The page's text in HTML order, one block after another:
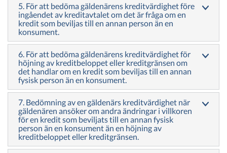
5. För att bedöma gäldenärens kreditvärdighet före
ingåendet av kreditavtalet om det är fråga om en
kredit som beviljas till en annan person än en
konsument.
6. För att bedöma gäldenärens kreditvärdighet för
höjning av kreditbeloppet eller kreditgränsen om
det handlar om en kredit som beviljas till en annan
fysisk person än en konsument.
7. Bedömning av en gäldenärs kreditvärdighet när
gäldenären ansöker om andra ändringar i villkoren
för en kredit som beviljats till en annan fysisk
person än en konsument än en höjning av
kreditbeloppet eller kreditgränsen.